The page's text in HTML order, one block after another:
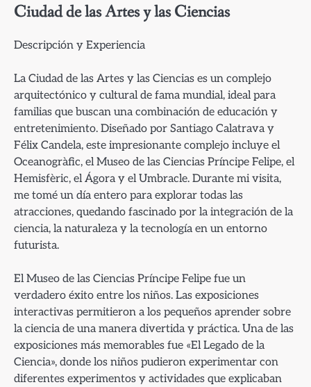
Ciudad de las Artes y las Ciencias
Descripción y Experiencia
La Ciudad de las Artes y las Ciencias es un complejo
arquitectónico y cultural de fama mundial, ideal para
familias que buscan una combinación de educación y
entretenimiento. Diseñado por Santiago Calatrava y
Félix Candela, este impresionante complejo incluye el
Oceanogràfic, el Museo de las Ciencias Príncipe Felipe, el
Hemisfèric, el Ágora y el Umbracle. Durante mi visita,
me tomé un día entero para explorar todas las
atracciones, quedando fascinado por la integración de la
ciencia, la naturaleza y la tecnología en un entorno
futurista.
El Museo de las Ciencias Príncipe Felipe fue un
verdadero éxito entre los niños. Las exposiciones
interactivas permitieron a los pequeños aprender sobre
la ciencia de una manera divertida y práctica. Una de las
exposiciones más memorables fue «El Legado de la
Ciencia», donde los niños pudieron experimentar con
diferentes experimentos y actividades que explicaban